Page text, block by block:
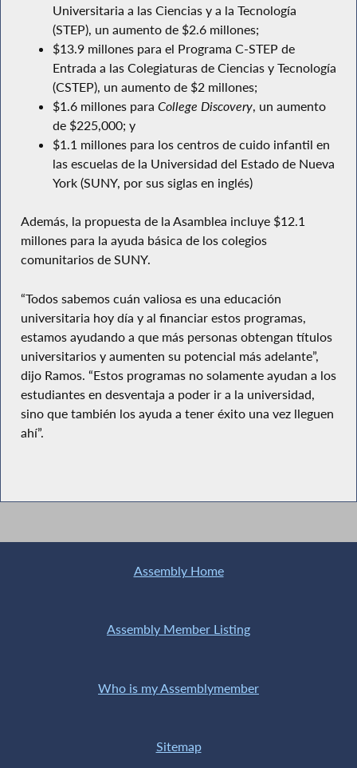
Universitaria a las Ciencias y a la Tecnología
(STEP), un aumento de $2.6 millones;
$13.9 millones para el Programa C-STEP de
Entrada a las Colegiaturas de Ciencias y Tecnología
(CSTEP), un aumento de $2 millones;
$1.6 millones para College Discovery, un aumento
de $225,000; y
$1.1 millones para los centros de cuido infantil en
las escuelas de la Universidad del Estado de Nueva
York (SUNY, por sus siglas en inglés)
Además, la propuesta de la Asamblea incluye $12.1
millones para la ayuda básica de los colegios
comunitarios de SUNY.
“Todos sabemos cuán valiosa es una educación
universitaria hoy día y al financiar estos programas,
estamos ayudando a que más personas obtengan títulos
universitarios y aumenten su potencial más adelante”,
dijo Ramos. “Estos programas no solamente ayudan a los
estudiantes en desventaja a poder ir a la universidad,
sino que también los ayuda a tener éxito una vez lleguen
ahí”.
Assembly Home
Assembly Member Listing
Who is my Assemblymember
Sitemap